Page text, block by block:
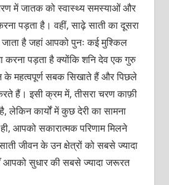
में जातक को स्वास्थ्य समस्याओं और
पड़ता है। वहीं, साढ़े साती का दूसरा
है जहां आपको पुनः कई मुश्किल
करना पड़ता है क्योंकि शनि देव एक गुरु
महत्वपूर्ण सबक सिखाते हैं और पिछले
हैं। इसी क्रम में, तीसरा चरण काफ़ी
लेकिन कार्यों में कुछ देरी का सामना
आपको सकारात्मक परिणाम मिलने
जीवन के उन क्षेत्रों को सबसे ज्यादा
आपको सुधार की सबसे ज्यादा जरूरत